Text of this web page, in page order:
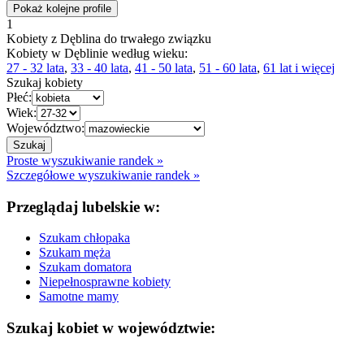
Pokaż kolejne profile
1
Kobiety z Dęblina do trwałego związku
Kobiety w Dęblinie według wieku:
27 - 32 lata, 33 - 40 lata, 41 - 50 lata, 51 - 60 lata, 61 lat i więcej
Szukaj kobiety
Płeć:
Wiek:
Województwo:
Proste wyszukiwanie randek »
Szczegółowe wyszukiwanie randek »
Przeglądaj lubelskie w:
Szukam chłopaka
Szukam męża
Szukam domatora
Niepełnosprawne kobiety
Samotne mamy
Szukaj kobiet w województwie: